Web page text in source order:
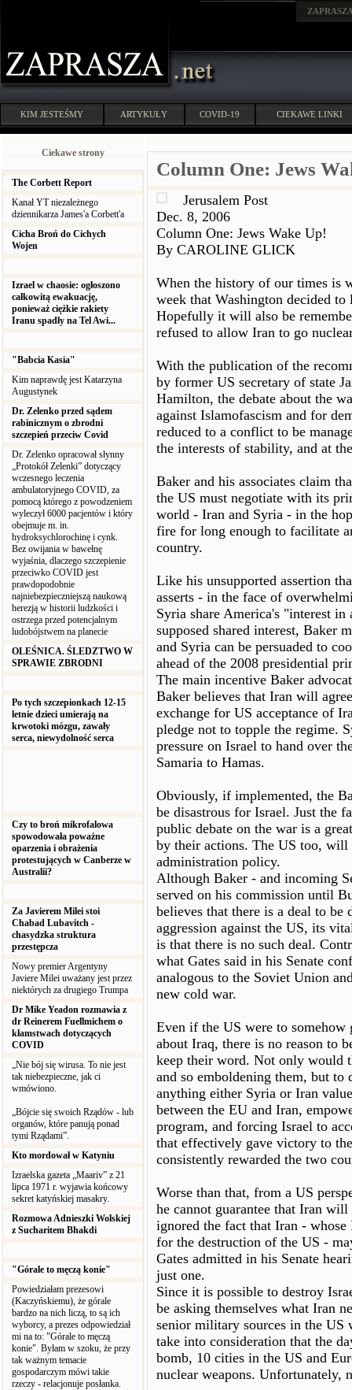
KIM JESTEŚMY ARTYKUŁY COVID-19 CIEKAWE LINKI
Ciekawe strony
The Corbett Report
Kanał YT niezależnego
dziennikarza James'a Corbett'a
Cicha Broń do Cichych
Wojen
Izrael w chaosie: ogłoszono
całkowitą ewakuację,
ponieważ ciężkie rakiety
Iranu spadły na Tel Awi...
"Babcia Kasia"
Kim naprawdę jest Katarzyna
Augustynek
Dr. Zelenko przed sądem
rabinicznym o zbrodni
szczepień przeciw Covid
Dr. Zelenko opracował słynny
„Protokół Zelenki” dotyczący
wczesnego leczenia
ambulatoryjnego COVID, za
pomocą którego z powodzeniem
wyleczył 6000 pacjentów i który
obejmuje m. in.
hydroksychlorochinę i cynk.
Bez owijania w bawełnę
wyjaśnia, dlaczego szczepienie
przeciwko COVID jest
prawdopodobnie
najniebezpieczniejszą naukową
herezją w historii ludzkości i
ostrzega przed potencjalnym
ludobójstwem na planecie
OLEŚNICA. ŚLEDZTWO W
SPRAWIE ZBRODNI
Po tych szczepionkach 12-15
letnie dzieci umierają na
krwotoki mózgu, zawały
serca, niewydolność serca
Czy to broń mikrofalowa
spowodowała poważne
oparzenia i obrażenia
protestujących w Canberze w
Australii?
Za Javierem Milei stoi
Chabad Lubavitch -
chasydzka struktura
przestępcza
Nowy premier Argentyny
Javiere Milei uważany jest przez
niektórych za drugiego Trumpa
Dr Mike Yeadon rozmawia z
dr Reinerem Fuellmichem o
kłamstwach dotyczących
COVID
„Nie bój się wirusa. To nie jest
tak niebezpieczne, jak ci
wmówiono.
„Bójcie się swoich Rządów - lub
organów, które panują ponad
tymi Rządami”.
Kto mordował w Katyniu
Izraelska gazeta „Maariv” z 21
lipca 1971 r. wyjawia końcowy
sekret katyńskiej masakry.
Rozmowa Adnieszki Wolskiej
z Sucharitem Bhakdi
"Górale to męczą konie"
Powiedziałam prezesowi
(Kaczyńskiemu), że górale
bardzo na nich liczą, to są ich
wyborcy, a prezes odpowiedział
mi na to: "Górale to męczą
konie". Byłam w szoku, że przy
tak ważnym temacie
gospodarczym mówi takie
rzeczy - relacjonuje posłanka.
Column One: Jews
Jerusalem Post
Dec. 8, 2006
Column One: Jews Wake Up!
By CAROLINE GLICK
When the history of our times is
week that Washington decided
Hopefully it will also be
refused to allow Iran to go
With the publication of the
by former US secretary of state
Hamilton, the debate about the
against Islamofascism and for
reduced to a conflict to be
the interests of stability, and at
Baker and his associates claim
the US must negotiate with its
world - Iran and Syria - in the
fire for long enough to facilitate
country.
Like his unsupported assertion
asserts - in the face of
Syria share America's "interest
supposed shared interest, Baker
and Syria can be persuaded to
ahead of the 2008 presidential
The main incentive Baker
Baker believes that Iran will
exchange for US acceptance of
pledge not to topple the regime.
pressure on Israel to hand over
Samaria to Hamas.
Obviously, if implemented, the
be disastrous for Israel. Just the
public debate on the war is a
by their actions. The US too,
administration policy.
Although Baker - and incoming
served on his commission until
believes that there is a deal to
aggression against the US, its
is that there is no such deal.
what Gates said in his Senate
analogous to the Soviet Union
new cold war.
Even if the US were to somehow
about Iraq, there is no reason to
keep their word. Not only would
and so emboldening them, but to
anything either Syria or Iran
between the EU and Iran,
program, and forcing Israel to
that effectively gave victory to
consistently rewarded the two
Worse than that, from a US
he cannot guarantee that Iran
ignored the fact that Iran -
for the destruction of the US -
Gates admitted in his Senate
just one.
Since it is possible to destroy
be asking themselves what Iran
senior military sources in the US
take into consideration that the
bomb, 10 cities in the US and
nuclear weapons. Unfortunately,